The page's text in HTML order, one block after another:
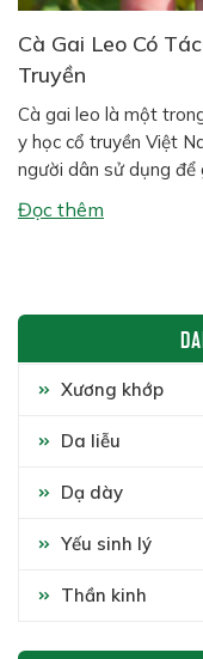
Cà Gai Leo Có
Truyền
Cà gai leo là một
y học cổ truyền Việt
người dân sử dụng để
giảm đau nhức xương
nay, nhiều nghiên […]
Đọc thêm
Xương khớp
Da liễu
Dạ dày
Yếu sinh lý
Thần kinh